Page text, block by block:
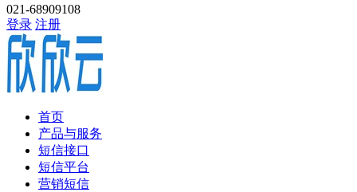
021-68909108
登录 注册
首页
产品与服务
短信接口
短信平台
营销短信